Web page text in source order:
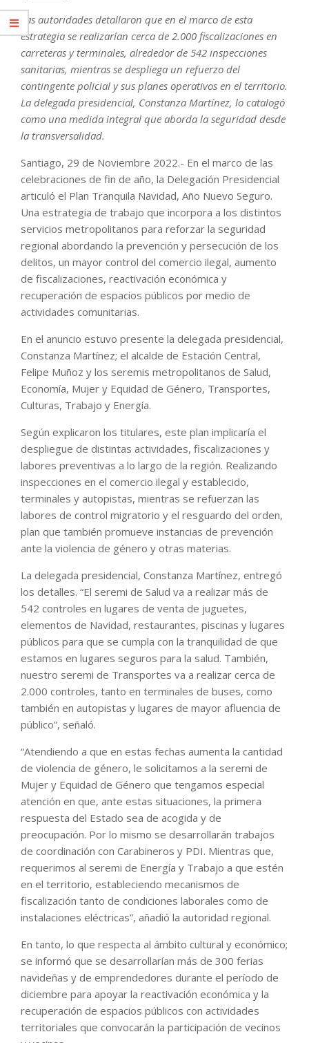
Las autoridades detallaron que en el marco de esta
estrategia se realizarían cerca de 2.000 fiscalizaciones en
carreteras y terminales, alrededor de 542 inspecciones
sanitarias, mientras se despliega un refuerzo del
contingente policial y sus planes operativos en el territorio.
La delegada presidencial, Constanza Martínez, lo catalogó
como una medida integral que aborda la seguridad desde
la transversalidad.
Santiago, 29 de Noviembre 2022.- En el marco de las
celebraciones de fin de año, la Delegación Presidencial
articuló el Plan Tranquila Navidad, Año Nuevo Seguro.
Una estrategia de trabajo que incorpora a los distintos
servicios metropolitanos para reforzar la seguridad
regional abordando la prevención y persecución de los
delitos, un mayor control del comercio ilegal, aumento
de fiscalizaciones, reactivación económica y
recuperación de espacios públicos por medio de
actividades comunitarias.
En el anuncio estuvo presente la delegada presidencial,
Constanza Martínez; el alcalde de Estación Central,
Felipe Muñoz y los seremis metropolitanos de Salud,
Economía, Mujer y Equidad de Género, Transportes,
Culturas, Trabajo y Energía.
Según explicaron los titulares, este plan implicaría el
despliegue de distintas actividades, fiscalizaciones y
labores preventivas a lo largo de la región. Realizando
inspecciones en el comercio ilegal y establecido,
terminales y autopistas, mientras se refuerzan las
labores de control migratorio y el resguardo del orden,
plan que también promueve instancias de prevención
ante la violencia de género y otras materias.
La delegada presidencial, Constanza Martínez, entregó
los detalles. “El seremi de Salud va a realizar más de
542 controles en lugares de venta de juguetes,
elementos de Navidad, restaurantes, piscinas y lugares
públicos para que se cumpla con la tranquilidad de que
estamos en lugares seguros para la salud. También,
nuestro seremi de Transportes va a realizar cerca de
2.000 controles, tanto en terminales de buses, como
también en autopistas y lugares de mayor afluencia de
público”, señaló.
“Atendiendo a que en estas fechas aumenta la cantidad
de violencia de género, le solicitamos a la seremi de
Mujer y Equidad de Género que tengamos especial
atención en que, ante estas situaciones, la primera
respuesta del Estado sea de acogida y de
preocupación. Por lo mismo se desarrollarán trabajos
de coordinación con Carabineros y PDI. Mientras que,
requerimos al seremi de Energía y Trabajo a que estén
en el territorio, estableciendo mecanismos de
fiscalización tanto de condiciones laborales como de
instalaciones eléctricas”, añadió la autoridad regional.
En tanto, lo que respecta al ámbito cultural y económico;
se informó que se desarrollarían más de 300 ferias
navideñas y de emprendedores durante el período de
diciembre para apoyar la reactivación económica y la
recuperación de espacios públicos con actividades
territoriales que convocarán la participación de vecinos